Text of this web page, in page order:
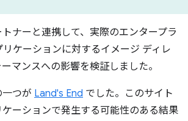
ナーと連携して、実際のエンタープラ
ケーションに対するイメージ ディレ
マンスへの影響を検証しました。
つが Land's End でした。このサイト
ーションで発生する可能性のある結果